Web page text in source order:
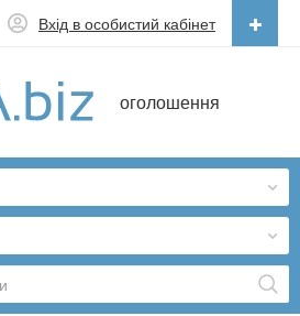
оголошення
Вхід в особистий кабінет